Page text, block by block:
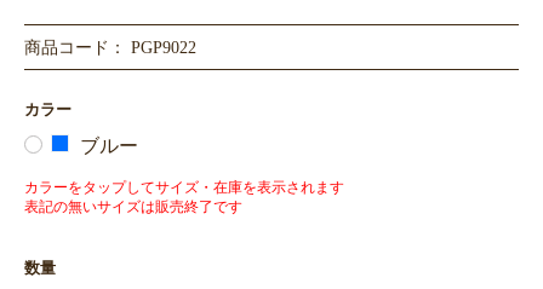
商品コード： PGP9022
カラー
ブルー
カラーをタップしてサイズ・在庫を表示されます
表記の無いサイズは販売終了です
数量